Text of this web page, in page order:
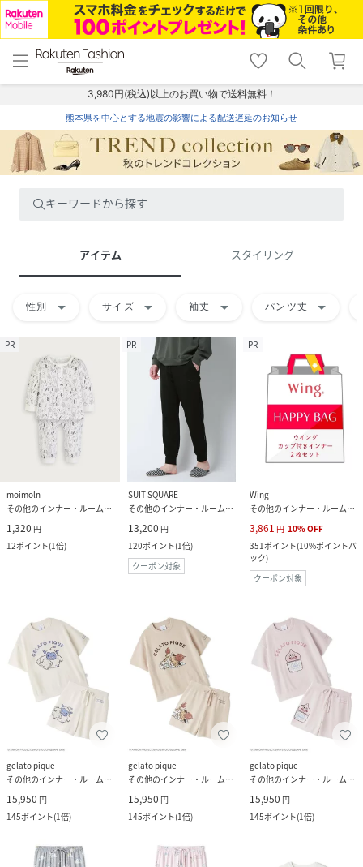
menu home
トップ
shopping_cart lock_outline
ログイン
3,980円(税込)以上のお買い物で送料無料！
熊本県を中心とする地震の影響による配送遅延のお知らせ
キーワードから探す
アイテム スタイリング
性別 arrow_drop_down サイズ arrow_drop_down 袖丈 arrow_drop_down パンツ丈 arrow_drop_down
PR
moimoln
その他のインナー・ルームウェア
1,320 円
12ポイント(1倍)
PR
SUIT SQUARE
その他のインナー・ルームウェア
13,200 円
120ポイント(1倍)
クーポン対象
PR
Wing
その他のインナー・ルームウェア
3,861 円 10%OFF
351ポイント(10%ポイントバ
ック)
クーポン対象
gelato pique
その他のインナー・ルームウェア
15,950 円
145ポイント(1倍)
gelato pique
その他のインナー・ルームウェア
15,950 円
145ポイント(1倍)
gelato pique
その他のインナー・ルームウェア
15,950 円
145ポイント(1倍)